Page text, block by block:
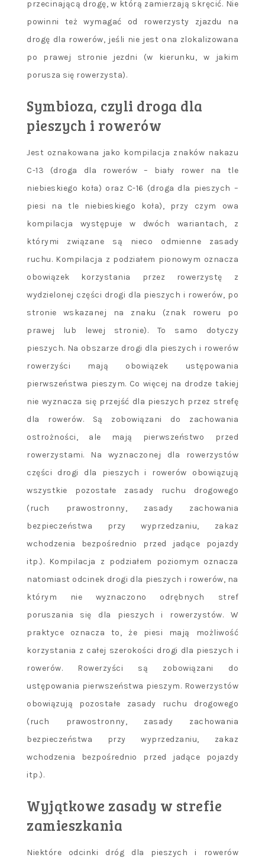
przecinającą drogę, w którą zamierzają skręcić. Nie
powinni też wymagać od rowerzysty zjazdu na
drogę dla rowerów, jeśli nie jest ona zlokalizowana
po prawej stronie jezdni (w kierunku, w jakim
porusza się rowerzysta).
Symbioza, czyli droga dla
pieszych i rowerów
Jest oznakowana jako kompilacja znaków nakazu
C-13 (droga dla rowerów – biały rower na tle
niebieskiego koła) oraz C-16 (droga dla pieszych –
piesi na tle niebieskiego koła), przy czym owa
kompilacja występuje w dwóch wariantach, z
którymi związane są nieco odmienne zasady
ruchu. Kompilacja z podziałem pionowym oznacza
obowiązek korzystania przez rowerzystę z
wydzielonej części drogi dla pieszych i rowerów, po
stronie wskazanej na znaku (znak roweru po
prawej lub lewej stronie). To samo dotyczy
pieszych. Na obszarze drogi dla pieszych i rowerów
rowerzyści mają obowiązek ustępowania
pierwszeństwa pieszym. Co więcej na drodze takiej
nie wyznacza się przejść dla pieszych przez strefę
dla rowerów. Są zobowiązani do zachowania
ostrożności, ale mają pierwszeństwo przed
rowerzystami. Na wyznaczonej dla rowerzystów
części drogi dla pieszych i rowerów obowiązują
wszystkie pozostałe zasady ruchu drogowego
(ruch prawostronny, zasady zachowania
bezpieczeństwa przy wyprzedzaniu, zakaz
wchodzenia bezpośrednio przed jadące pojazdy
itp.). Kompilacja z podziałem poziomym oznacza
natomiast odcinek drogi dla pieszych i rowerów, na
którym nie wyznaczono odrębnych stref
poruszania się dla pieszych i rowerzystów. W
praktyce oznacza to, że piesi mają możliwość
korzystania z całej szerokości drogi dla pieszych i
rowerów. Rowerzyści są zobowiązani do
ustępowania pierwszeństwa pieszym. Rowerzystów
obowiązują pozostałe zasady ruchu drogowego
(ruch prawostronny, zasady zachowania
bezpieczeństwa przy wyprzedzaniu, zakaz
wchodzenia bezpośrednio przed jadące pojazdy
itp.).
Wyjątkowe zasady w strefie
zamieszkania
Niektóre odcinki dróg dla pieszych i rowerów